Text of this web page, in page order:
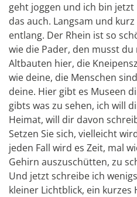
geht joggen und ich bin
das auch. Langsam und
entlang. Der Rhein ist so
wie die Pader, den musst
Altbauten hier, die
wie deine, die Menschen
deine. Hier gibt es Museen
gibts was zu sehen, ich will
Heimat, will dir davon
Setzen Sie sich, vielleicht
jeden Fall wird es Zeit, mal
Gehirn auszuschütten, zu
Und jetzt schreibe ich
kleiner Lichtblick, ein kurzes